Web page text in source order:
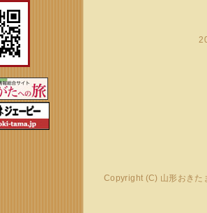
Copyright (C) 山形おき